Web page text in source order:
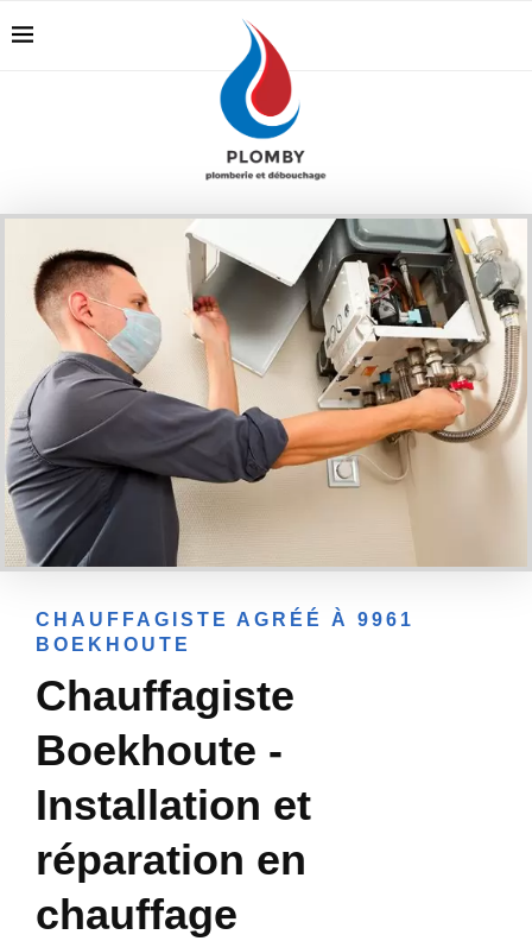
CHAUFFAGISTE AGRÉÉ À 9961
BOEKHOUTE
Chauffagiste
Boekhoute -
Installation et
réparation en
chauffage